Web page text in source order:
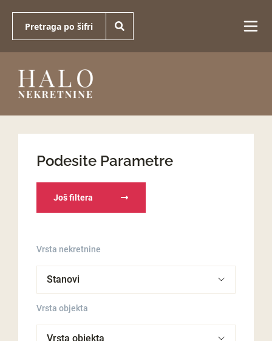
Podesite Parametre
Još filtera
Vrsta nekretnine
Vrsta objekta